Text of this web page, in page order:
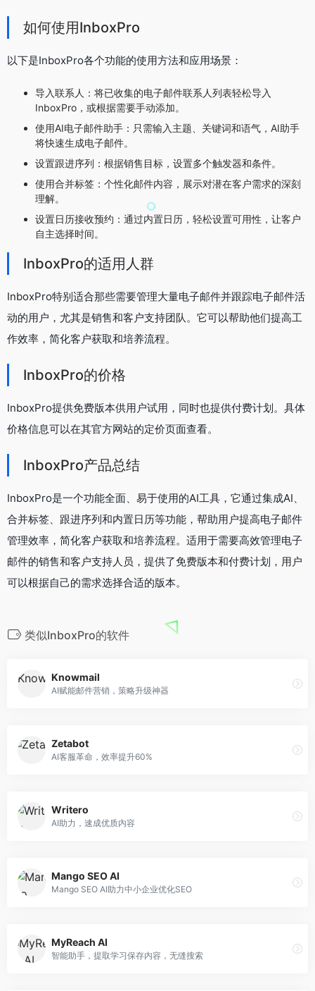
如何使用InboxPro
以下是InboxPro各个功能的使用方法和应用场景：
导入联系人：将已收集的电子邮件联系人列表轻松导入
InboxPro，或根据需要手动添加。
使用AI电子邮件助手：只需输入主题、关键词和语气，AI助手
将快速生成电子邮件。
设置跟进序列：根据销售目标，设置多个触发器和条件。
使用合并标签：个性化邮件内容，展示对潜在客户需求的深刻
理解。
设置日历接收预约：通过内置日历，轻松设置可用性，让客户
自主选择时间。
InboxPro的适用人群
InboxPro特别适合那些需要管理大量电子邮件并跟踪电子邮件活
动的用户，尤其是销售和客户支持团队。它可以帮助他们提高工
作效率，简化客户获取和培养流程。
InboxPro的价格
InboxPro提供免费版本供用户试用，同时也提供付费计划。具体
价格信息可以在其官方网站的定价页面查看。
InboxPro产品总结
InboxPro是一个功能全面、易于使用的AI工具，它通过集成AI、
合并标签、跟进序列和内置日历等功能，帮助用户提高电子邮件
管理效率，简化客户获取和培养流程。适用于需要高效管理电子
邮件的销售和客户支持人员，提供了免费版本和付费计划，用户
可以根据自己的需求选择合适的版本。
类似InboxPro的软件
Knowmail
AI赋能邮件营销，策略升级神器
Zetabot
AI客服革命，效率提升60%
Writero
AI助力，速成优质内容
Mango SEO AI
Mango SEO AI助力中小企业优化SEO
MyReach AI
智能助手，提取学习保存内容，无缝搜索